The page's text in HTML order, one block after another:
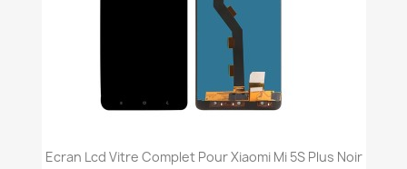
Ecran Lcd Vitre Complet Pour Xiaomi Mi 5S Plus Noir